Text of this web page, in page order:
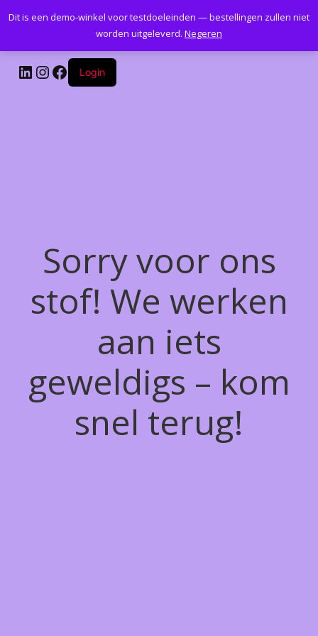
Kantoormeubelenplus.com
LinkedIn
Instagram
Facebook
Login
Sorry voor ons
stof! We werken
aan iets
geweldigs – kom
snel terug!
Dit is een demo-winkel voor testdoeleinden — bestellingen zullen niet
worden uitgeleverd. Negeren